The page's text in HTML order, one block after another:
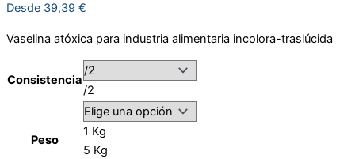
Desde 39,39 €
Vaselina atóxica para industria alimentaria incolora-traslúcida
Consistencia
/2
Peso
1 Kg
5 Kg